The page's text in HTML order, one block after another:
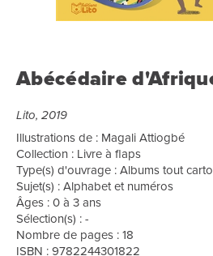
Abécédaire
Lito, 2019
Illustrations de : Magali Attiogbé
Collection : Livre à flaps
Type(s) d'ouvrage : Albums tout
Sujet(s) : Alphabet et numéros
Âges : 0 à 3 ans
Sélection(s) : -
Nombre de pages : 18
ISBN : 9782244301822